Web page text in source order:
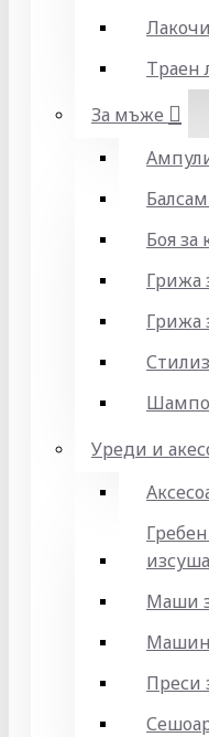
Траен
За мъже
Боя за
Грижа
Грижа
Уреди и
Маши
Преси